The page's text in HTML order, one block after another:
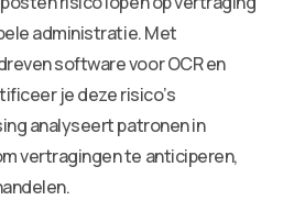
administratie. Met
software voor OCR en
je deze risico’s
analyseert patronen in
vertragingen te anticiperen,